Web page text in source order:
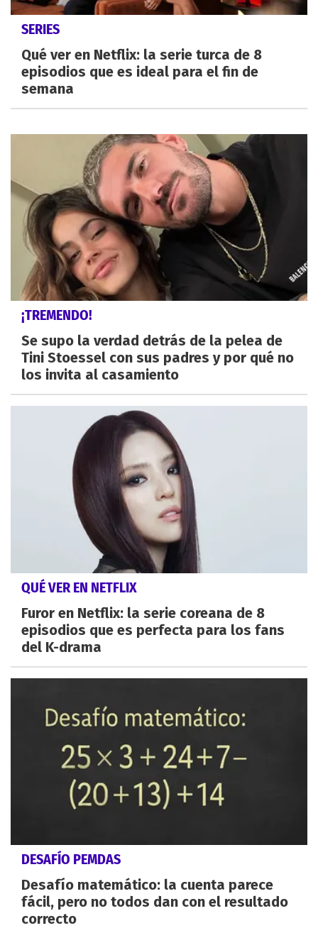
SERIES
Qué ver en Netflix: la serie turca de 8
episodios que es ideal para el fin de
semana
¡TREMENDO!
Se supo la verdad detrás de la pelea de
Tini Stoessel con sus padres y por qué no
los invita al casamiento
QUÉ VER EN NETFLIX
Furor en Netflix: la serie coreana de 8
episodios que es perfecta para los fans
del K-drama
DESAFÍO PEMDAS
Desafío matemático: la cuenta parece
fácil, pero no todos dan con el resultado
correcto